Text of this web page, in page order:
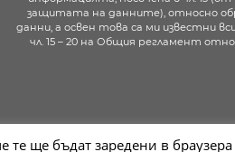
защитата на данните), относно
данни, а освен това са ми известни
чл. 15 – 20 на Общия регламент
те ще бъдат заредени в